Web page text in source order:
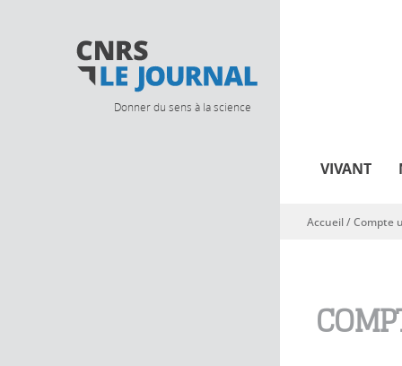
Donner du sens à la science
VIVANT
Vous êtes ici
Accueil/Compte